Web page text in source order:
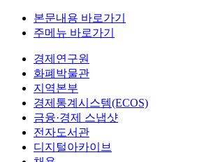
본문내용 바로가기
주메뉴 바로가기
경제연구원
화폐박물관
지역본부
경제통계시스템(ECOS)
금융·경제 스냅샷
전자도서관
디지털아카이브